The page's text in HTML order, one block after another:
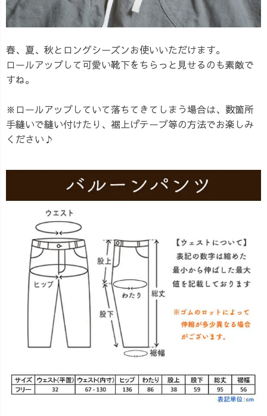
春、夏、秋とロングシーズンお使いいただけます。
ロールアップして可愛い靴下をちらっと見せるのも素敵で
すね。
※ロールアップしていて落ちてきてしまう場合は、数箇所
手縫いで縫い付けたり、裾上げテープ等の方法でお楽しみ
ください♪